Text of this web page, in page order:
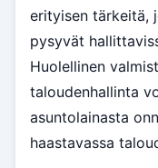
erityisen tärkeitä,
pysyvät
Huolellinen
taloudenhallinta
asuntolainasta
haastavassa